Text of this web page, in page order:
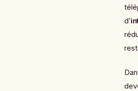
d’